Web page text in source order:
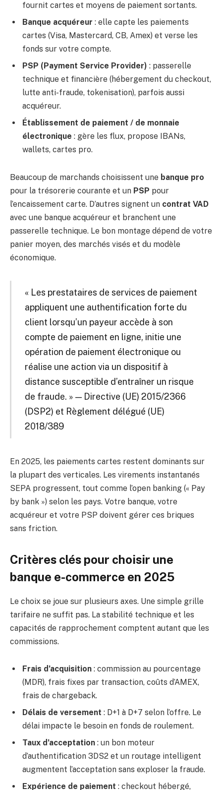
fournit cartes et moyens de paiement sortants.
Banque acquéreur : elle capte les paiements
cartes (Visa, Mastercard, CB, Amex) et verse les
fonds sur votre compte.
PSP (Payment Service Provider) : passerelle
technique et financière (hébergement du checkout,
lutte anti-fraude, tokenisation), parfois aussi
acquéreur.
Établissement de paiement / de monnaie
électronique : gère les flux, propose IBANs,
wallets, cartes pro.
Beaucoup de marchands choisissent une banque pro
pour la trésorerie courante et un PSP pour
l’encaissement carte. D’autres signent un contrat VAD
avec une banque acquéreur et branchent une
passerelle technique. Le bon montage dépend de votre
panier moyen, des marchés visés et du modèle
économique.
« Les prestataires de services de paiement
appliquent une authentification forte du
client lorsqu’un payeur accède à son
compte de paiement en ligne, initie une
opération de paiement électronique ou
réalise une action via un dispositif à
distance susceptible d’entraîner un risque
de fraude. » — Directive (UE) 2015/2366
(DSP2) et Règlement délégué (UE)
2018/389
En 2025, les paiements cartes restent dominants sur
la plupart des verticales. Les virements instantanés
SEPA progressent, tout comme l’open banking (« Pay
by bank ») selon les pays. Votre banque, votre
acquéreur et votre PSP doivent gérer ces briques
sans friction.
Critères clés pour choisir une
banque e-commerce en 2025
Le choix se joue sur plusieurs axes. Une simple grille
tarifaire ne suffit pas. La stabilité technique et les
capacités de rapprochement comptent autant que les
commissions.
Frais d’acquisition : commission au pourcentage
(MDR), frais fixes par transaction, coûts d’AMEX,
frais de chargeback.
Délais de versement : D+1 à D+7 selon l’offre. Le
délai impacte le besoin en fonds de roulement.
Taux d’acceptation : un bon moteur
d’authentification 3DS2 et un routage intelligent
augmentent l’acceptation sans exploser la fraude.
Expérience de paiement : checkout hébergé,